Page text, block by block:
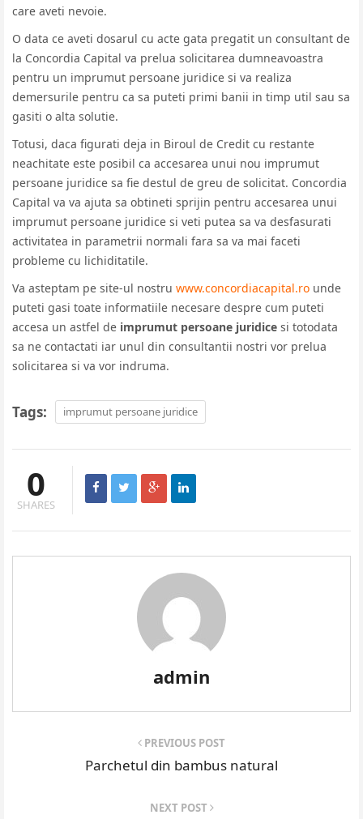
care aveti nevoie.
O data ce aveti dosarul cu acte gata pregatit un consultant de
la Concordia Capital va prelua solicitarea dumneavoastra
pentru un imprumut persoane juridice si va realiza
demersurile pentru ca sa puteti primi banii in timp util sau sa
gasiti o alta solutie.
Totusi, daca figurati deja in Biroul de Credit cu restante
neachitate este posibil ca accesarea unui nou imprumut
persoane juridice sa fie destul de greu de solicitat. Concordia
Capital va va ajuta sa obtineti sprijin pentru accesarea unui
imprumut persoane juridice si veti putea sa va desfasurati
activitatea in parametrii normali fara sa va mai faceti
probleme cu lichiditatile.
Va asteptam pe site-ul nostru www.concordiacapital.ro unde
puteti gasi toate informatiile necesare despre cum puteti
accesa un astfel de imprumut persoane juridice si totodata
sa ne contactati iar unul din consultantii nostri vor prelua
solicitarea si va vor indruma.
Tags: imprumut persoane juridice
0
SHARES
admin
PREVIOUS POST
Parchetul din bambus natural
NEXT POST